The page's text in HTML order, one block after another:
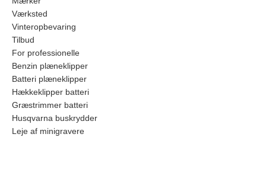
Værksted
Vinteropbevaring
Tilbud
For professionelle
Benzin plæneklipper
Batteri plæneklipper
Hækkeklipper batteri
Græstrimmer batteri
Husqvarna buskrydder
Leje af minigravere